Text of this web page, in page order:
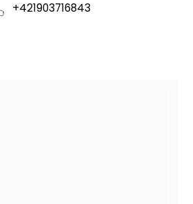
+421903716843